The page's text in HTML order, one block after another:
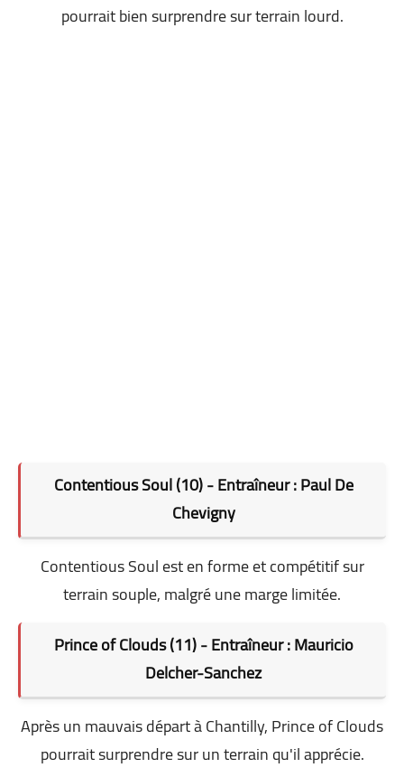
pourrait bien surprendre sur terrain lourd.
Contentious Soul (10) - Entraîneur : Paul De
Chevigny
Contentious Soul est en forme et compétitif sur
terrain souple, malgré une marge limitée.
Prince of Clouds (11) - Entraîneur : Mauricio
Delcher-Sanchez
Après un mauvais départ à Chantilly, Prince of Clouds
pourrait surprendre sur un terrain qu'il apprécie.